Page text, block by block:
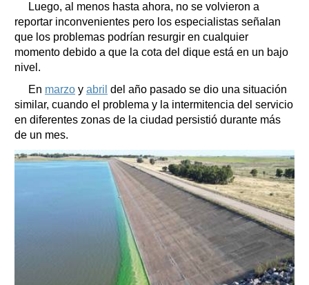
Luego, al menos hasta ahora, no se volvieron a
reportar inconvenientes pero los especialistas señalan
que los problemas podrían resurgir en cualquier
momento debido a que la cota del dique está en un bajo
nivel.
En marzo y abril del año pasado se dio una situación
similar, cuando el problema y la intermitencia del servicio
en diferentes zonas de la ciudad persistió durante más
de un mes.